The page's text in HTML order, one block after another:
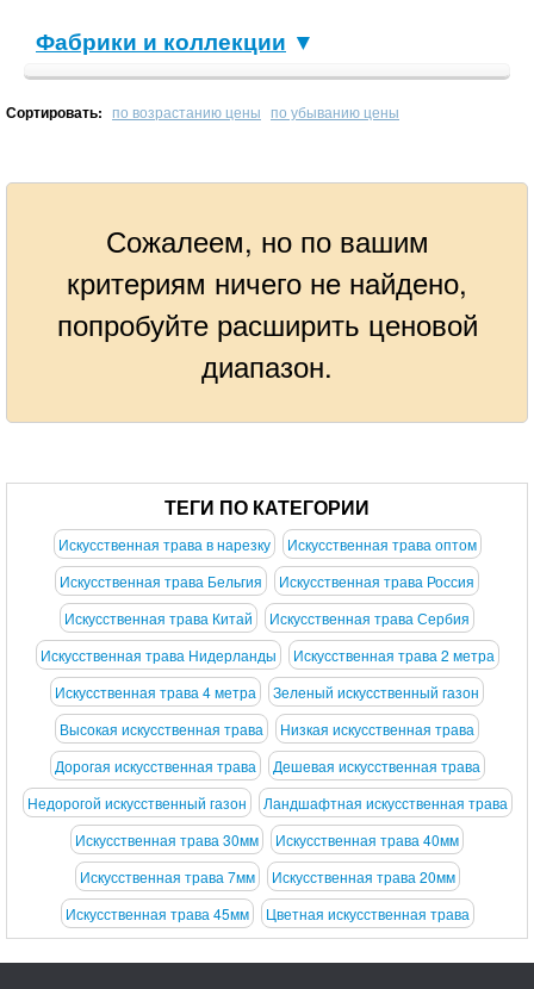
Фабрики и коллекции ▼
Сортировать: по возрастанию цены по убыванию цены
Сожалеем, но по вашим
критериям ничего не найдено,
попробуйте расширить ценовой
диапазон.
ТЕГИ ПО КАТЕГОРИИ
Искусственная трава в нарезку
Искусственная трава оптом
Искусственная трава Бельгия
Искусственная трава Россия
Искусственная трава Китай
Искусственная трава Сербия
Искусственная трава Нидерланды
Искусственная трава 2 метра
Искусственная трава 4 метра
Зеленый искусственный газон
Высокая искусственная трава
Низкая искусственная трава
Дорогая искусственная трава
Дешевая искусственная трава
Недорогой искусственный газон
Ландшафтная искусственная трава
Искусственная трава 30мм
Искусственная трава 40мм
Искусственная трава 7мм
Искусственная трава 20мм
Искусственная трава 45мм
Цветная искусственная трава